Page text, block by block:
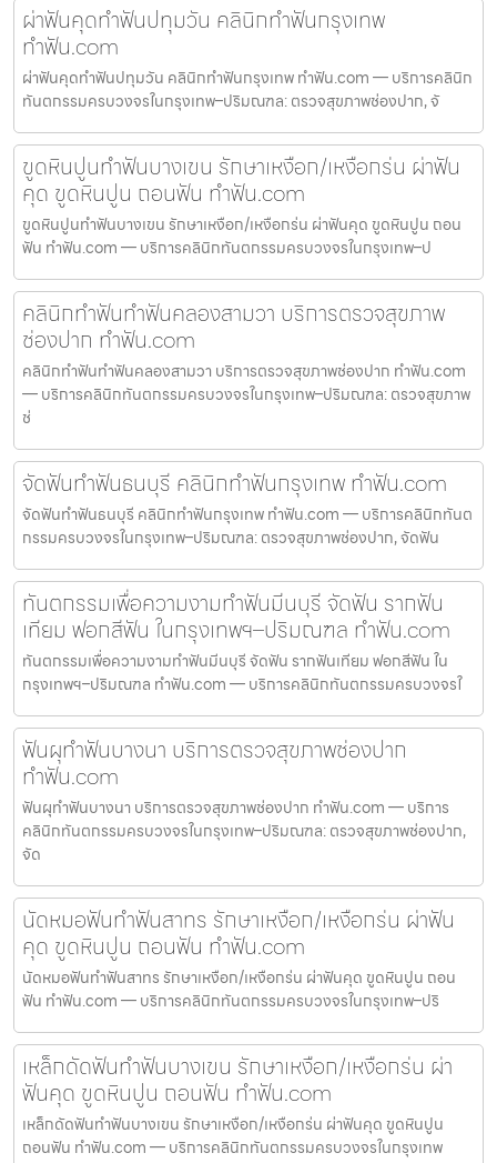
ผ่าฟันคุดทำฟันปทุมวัน คลินิกทำฟันกรุงเทพ
ทำฟัน.com
ผ่าฟันคุดทำฟันปทุมวัน คลินิกทำฟันกรุงเทพ ทำฟัน.com — บริการคลินิก
ทันตกรรมครบวงจรในกรุงเทพ–ปริมณฑล: ตรวจสุขภาพช่องปาก, จั
ขูดหินปูนทำฟันบางเขน รักษาเหงือก/เหงือกร่น ผ่าฟัน
คุด ขูดหินปูน ถอนฟัน ทำฟัน.com
ขูดหินปูนทำฟันบางเขน รักษาเหงือก/เหงือกร่น ผ่าฟันคุด ขูดหินปูน ถอน
ฟัน ทำฟัน.com — บริการคลินิกทันตกรรมครบวงจรในกรุงเทพ–ป
คลินิกทำฟันทำฟันคลองสามวา บริการตรวจสุขภาพ
ช่องปาก ทำฟัน.com
คลินิกทำฟันทำฟันคลองสามวา บริการตรวจสุขภาพช่องปาก ทำฟัน.com
— บริการคลินิกทันตกรรมครบวงจรในกรุงเทพ–ปริมณฑล: ตรวจสุขภาพ
ช่
จัดฟันทำฟันธนบุรี คลินิกทำฟันกรุงเทพ ทำฟัน.com
จัดฟันทำฟันธนบุรี คลินิกทำฟันกรุงเทพ ทำฟัน.com — บริการคลินิกทันต
กรรมครบวงจรในกรุงเทพ–ปริมณฑล: ตรวจสุขภาพช่องปาก, จัดฟัน
ทันตกรรมเพื่อความงามทำฟันมีนบุรี จัดฟัน รากฟัน
เทียม ฟอกสีฟัน ในกรุงเทพฯ–ปริมณฑล ทำฟัน.com
ทันตกรรมเพื่อความงามทำฟันมีนบุรี จัดฟัน รากฟันเทียม ฟอกสีฟัน ใน
กรุงเทพฯ–ปริมณฑล ทำฟัน.com — บริการคลินิกทันตกรรมครบวงจรใ
ฟันผุทำฟันบางนา บริการตรวจสุขภาพช่องปาก
ทำฟัน.com
ฟันผุทำฟันบางนา บริการตรวจสุขภาพช่องปาก ทำฟัน.com — บริการ
คลินิกทันตกรรมครบวงจรในกรุงเทพ–ปริมณฑล: ตรวจสุขภาพช่องปาก,
จัด
นัดหมอฟันทำฟันสาทร รักษาเหงือก/เหงือกร่น ผ่าฟัน
คุด ขูดหินปูน ถอนฟัน ทำฟัน.com
นัดหมอฟันทำฟันสาทร รักษาเหงือก/เหงือกร่น ผ่าฟันคุด ขูดหินปูน ถอน
ฟัน ทำฟัน.com — บริการคลินิกทันตกรรมครบวงจรในกรุงเทพ–ปริ
เหล็กดัดฟันทำฟันบางเขน รักษาเหงือก/เหงือกร่น ผ่า
ฟันคุด ขูดหินปูน ถอนฟัน ทำฟัน.com
เหล็กดัดฟันทำฟันบางเขน รักษาเหงือก/เหงือกร่น ผ่าฟันคุด ขูดหินปูน
ถอนฟัน ทำฟัน.com — บริการคลินิกทันตกรรมครบวงจรในกรุงเทพ